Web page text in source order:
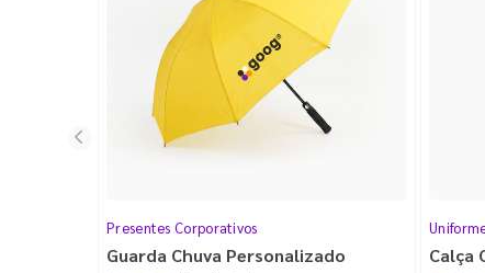
Presentes Corporativos
Guarda Chuva Personalizado Calça